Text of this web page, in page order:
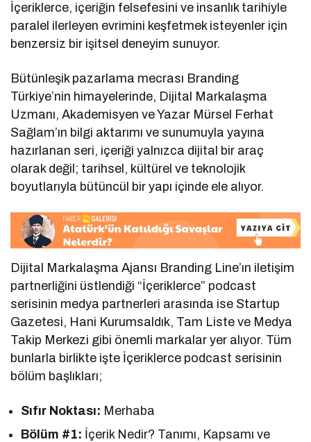
İçeriklerce, içeriğin felsefesini ve insanlık tarihiyle
paralel ilerleyen evrimini keşfetmek isteyenler için
benzersiz bir işitsel deneyim sunuyor.
Bütünleşik pazarlama mecrası Branding
Türkiye’nin himayelerinde, Dijital Markalaşma
Uzmanı, Akademisyen ve Yazar Mürsel Ferhat
Sağlam’ın bilgi aktarımı ve sunumuyla yayına
hazırlanan seri, içeriği yalnızca dijital bir araç
olarak değil; tarihsel, kültürel ve teknolojik
boyutlarıyla bütüncül bir yapı içinde ele alıyor.
Dijital Markalaşma Ajansı Branding Line’ın iletişim
partnerliğini üstlendiği “İçeriklerce” podcast
serisinin medya partnerleri arasında ise Startup
Gazetesi, Hani Kurumsaldık, Tam Liste ve Medya
Takip Merkezi gibi önemli markalar yer alıyor. Tüm
bunlarla birlikte işte İçeriklerce podcast serisinin
bölüm başlıkları;
Sıfır Noktası: Merhaba
Bölüm #1: İçerik Nedir? Tanımı, Kapsamı ve